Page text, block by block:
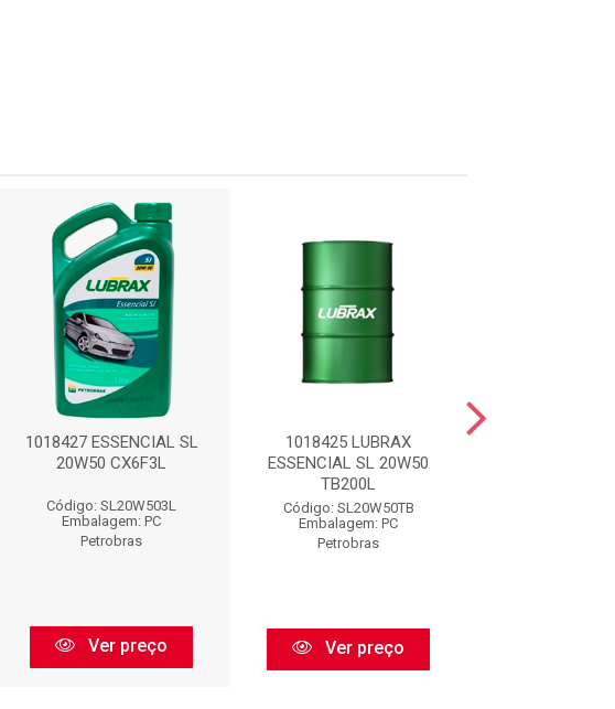
1018427 ESSENCIAL SL
20W50 CX6F3L
Código: SL20W503L
Embalagem: PC
Petrobras
Ver preço
1018425 LUBRAX
ESSENCIAL SL 20W50
TB200L
Código: SL20W50TB
Embalagem: PC
Petrobras
Ver preço